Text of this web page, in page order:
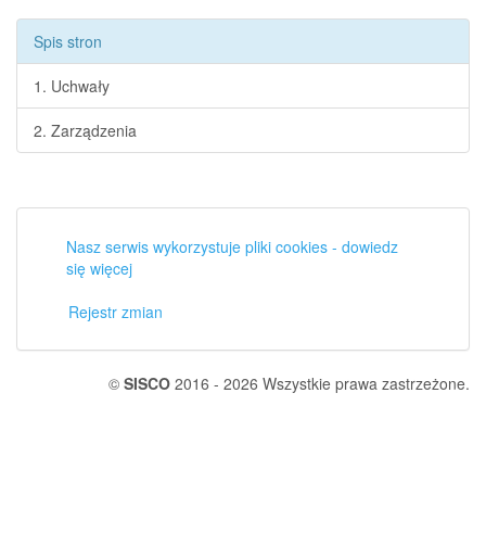
Spis stron
1. Uchwały
2. Zarządzenia
Nasz serwis wykorzystuje pliki cookies - dowiedz
się więcej
Rejestr zmian
© SISCO 2016 - 2026 Wszystkie prawa zastrzeżone.